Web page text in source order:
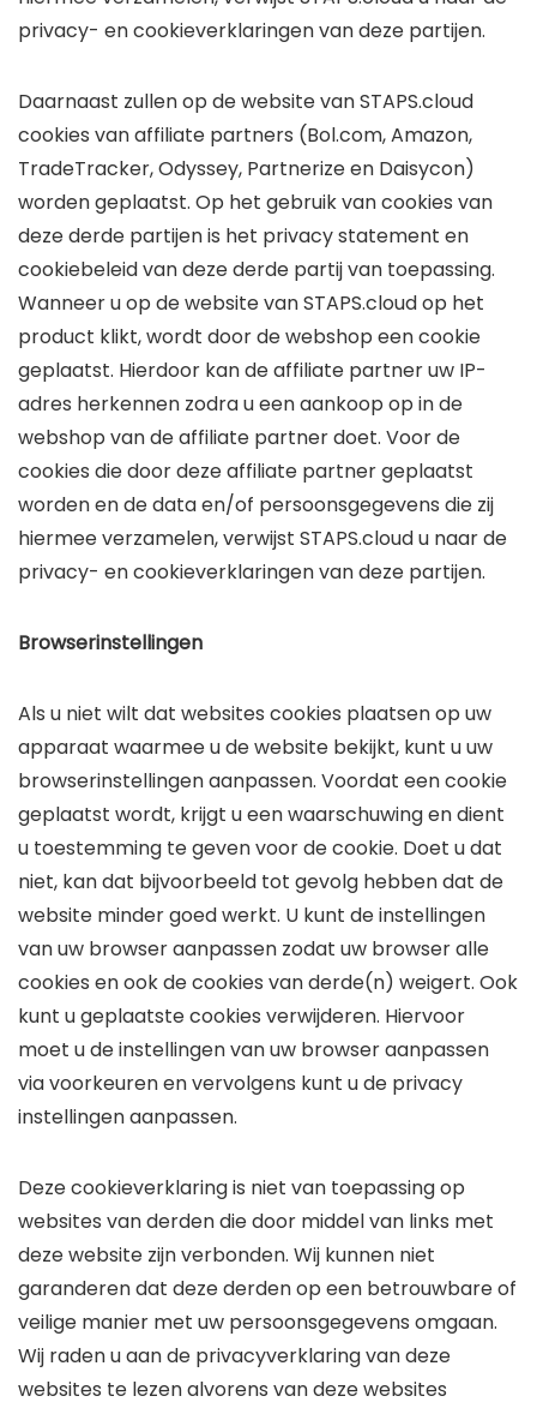
privacy- en cookieverklaringen van deze partijen.
Daarnaast zullen op de website van STAPS.cloud
cookies van affiliate partners (Bol.com, Amazon,
TradeTracker, Odyssey, Partnerize en Daisycon)
worden geplaatst. Op het gebruik van cookies van
deze derde partijen is het privacy statement en
cookiebeleid van deze derde partij van toepassing.
Wanneer u op de website van STAPS.cloud op het
product klikt, wordt door de webshop een cookie
geplaatst. Hierdoor kan de affiliate partner uw IP-
adres herkennen zodra u een aankoop op in de
webshop van de affiliate partner doet. Voor de
cookies die door deze affiliate partner geplaatst
worden en de data en/of persoonsgegevens die zij
hiermee verzamelen, verwijst STAPS.cloud u naar de
privacy- en cookieverklaringen van deze partijen.
Browserinstellingen
Als u niet wilt dat websites cookies plaatsen op uw
apparaat waarmee u de website bekijkt, kunt u uw
browserinstellingen aanpassen. Voordat een cookie
geplaatst wordt, krijgt u een waarschuwing en dient
u toestemming te geven voor de cookie. Doet u dat
niet, kan dat bijvoorbeeld tot gevolg hebben dat de
website minder goed werkt. U kunt de instellingen
van uw browser aanpassen zodat uw browser alle
cookies en ook de cookies van derde(n) weigert. Ook
kunt u geplaatste cookies verwijderen. Hiervoor
moet u de instellingen van uw browser aanpassen
via voorkeuren en vervolgens kunt u de privacy
instellingen aanpassen.
Deze cookieverklaring is niet van toepassing op
websites van derden die door middel van links met
deze website zijn verbonden. Wij kunnen niet
garanderen dat deze derden op een betrouwbare of
veilige manier met uw persoonsgegevens omgaan.
Wij raden u aan de privacyverklaring van deze
websites te lezen alvorens van deze websites